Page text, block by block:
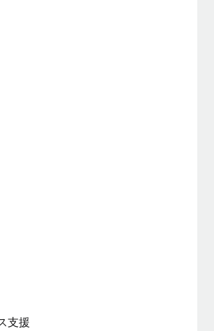
規模で提供・管理
ムーズに
を簡単に管理
理
Management Plus（契約社員管理
採用し、管理し、給与を支給できるようにす
支援